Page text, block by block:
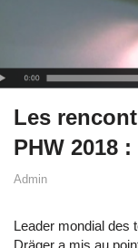
Les
PHW 2018
Admin
Leader mondial des
Dräger a mis au